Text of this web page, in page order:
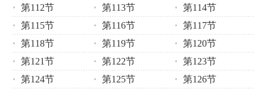
第112节
第113节
第114节
第115节
第116节
第117节
第118节
第119节
第120节
第121节
第122节
第123节
第124节
第125节
第126节